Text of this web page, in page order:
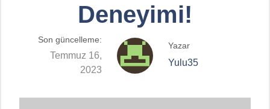
Deneyimi!
Son güncelleme:
Temmuz 16,
2023
Yazar
Yulu35